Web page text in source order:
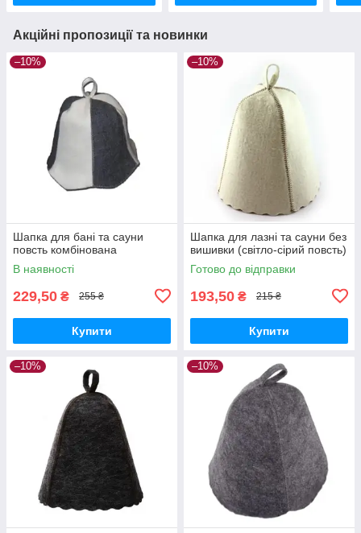
Акційні пропозиції та новинки
–10%
Шапка для бані та сауни
повсть комбінована
В наявності
229,50 ₴ 255 ₴
Купити
–10%
Шапка для лазні та сауни без
вишивки (світло-сірий повсть)
Готово до відправки
193,50 ₴ 215 ₴
Купити
–10% –10%